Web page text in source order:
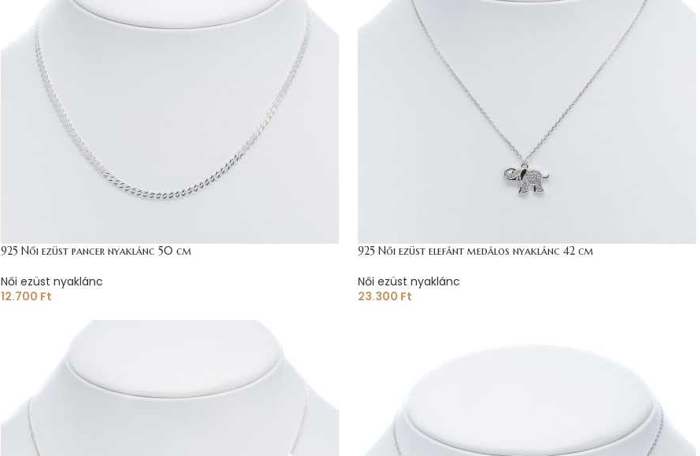
925 Női ezüst pancer nyaklánc 50 cm
Női ezüst nyaklánc
12.700 Ft
925 Női ezüst elefánt medálos nyaklánc 42 cm
Női ezüst nyaklánc
23.300 Ft